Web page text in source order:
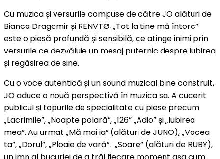
Cu muzica și versurile compuse de către JO alături de
Bianca Dragomir și RENVTØ, „Tot la tine mă întorc”
este o piesă profundă și sensibilă, ce atinge inimi prin
versurile ce dezvăluie un mesaj puternic despre iubirea
și regăsirea de sine.
Cu o voce autentică și un sound muzical bine construit,
JO aduce o nouă perspectivă în muzica sa. A cucerit
publicul și topurile de specialitate cu piese precum
„Lacrimile”, „Noapte polară”, „126” „Adio” și „Iubirea
mea”. Au urmat „Mă mai ia” (alături de JUNO), „Vocea
ta”, „Dorul”, „Ploaie de vară”, „Soare” (alături de RUBY),
un imn al bucuriei de a trăi fiecare moment așa cum